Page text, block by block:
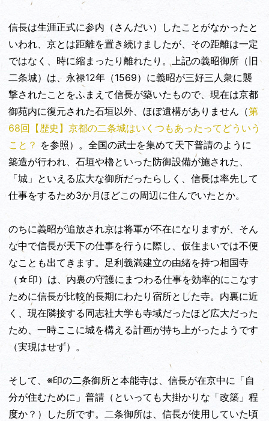
信長は生涯正式に参内（さんだい）したことがなかったと
いわれ、京とは距離を置き続けましたが、その距離は一定
ではなく、時に縮まったり離れたり。上記の義昭御所（旧
二条城）は、永禄12年（1569）に義昭が三好三人衆に襲
撃されたことをふまえて信長が築いたもので、現在は京都
御苑内に復元された石垣以外、ほぼ遺構がありません（第
68回【歴史】京都の二条城はいくつもあったってどういう
こと？ を参照）。全国の武士を集めて天下普請のように
築造が行われ、石垣や櫓といった防御設備が施された、
「城」といえる広大な御所だったらしく、信長は率先して
仕事をするため3か月ほどこの周辺に住んでいたとか。
のちに義昭が追放され京は将軍が不在になりますが、そん
な中で信長が天下の仕事を行うに際し、仮住まいでは不便
なことも出てきます。足利義満建立の由緒を持つ相国寺
（☆印）は、内裏の守護にまつわる仕事を効率的にこなす
ために信長が比較的長期にわたり宿所とした寺。内裏に近
く、現在隣接する同志社大学も寺域だったほど広大だった
ため、一時ここに城を構える計画が持ち上がったようです
（実現はせず）。
そして、※印の二条御所と本能寺は、信長が在京中に「自
分が住むために」普請（といっても大掛かりな「改築」程
度か？）した所です。二条御所は、信長が使用していた頃